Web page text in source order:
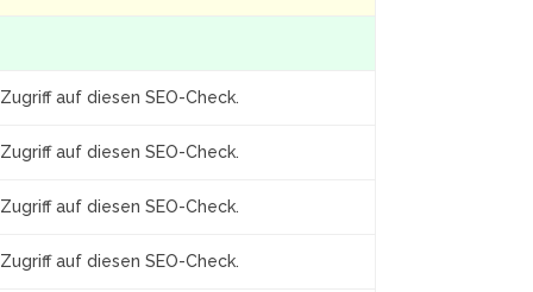
auf diesen SEO-Check.
auf diesen SEO-Check.
auf diesen SEO-Check.
auf diesen SEO-Check.